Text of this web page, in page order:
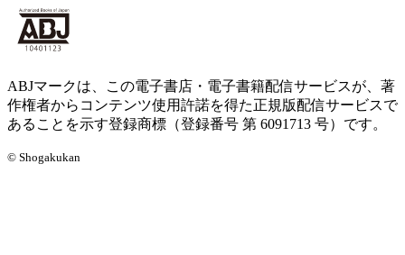
ABJマークは、この電子書店・電子書籍配信サービスが、著
作権者からコンテンツ使用許諾を得た正規版配信サービスで
あることを示す登録商標（登録番号 第 6091713 号）です。
© Shogakukan